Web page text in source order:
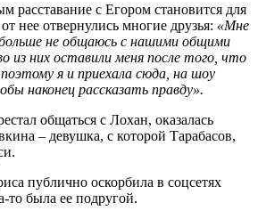
расставание с Егором становится для
нее отвернулись многие друзья: «Мне
не общаюсь с нашими общими
из них оставили меня после того, что
я и приехала сюда, на шоу
наконец рассказать правду».
общаться с Лохан, оказалась
– девушка, с которой Тарабасов,
публично оскорбила в соцсетях
то была ее подругой.